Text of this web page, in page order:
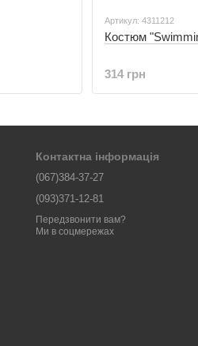
Артикул: 4311212
Костюм
314 грн
Контактна інформація
(067)384-37-27
(093)371-12-81
Передзвонити вам?
Ми в соцмережах